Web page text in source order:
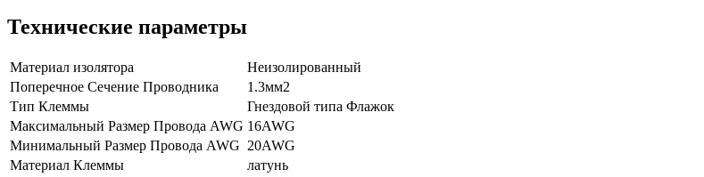
Технические параметры
Материал изолятора
Неизолированный
Поперечное Сечение Проводника
1.3мм2
Тип Клеммы
Гнездовой типа Флажок
Максимальный Размер Провода AWG 16AWG
Минимальный Размер Провода AWG 20AWG
Материал Клеммы
латунь